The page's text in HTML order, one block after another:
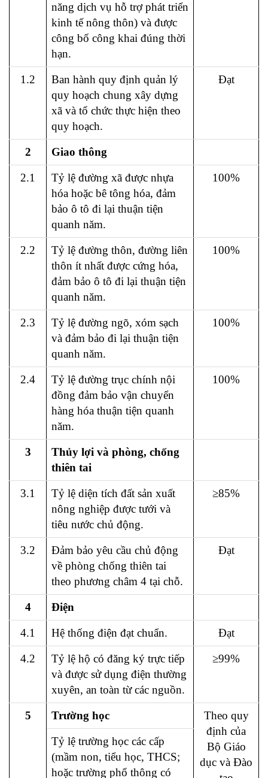
năng dịch vụ hỗ trợ phát triển
kinh tế nông thôn) và được
công bố công khai đúng thời
hạn.
1.2
Ban hành quy định quản lý
quy hoạch chung xây dựng
xã và tổ chức thực hiện theo
quy hoạch.
Đạt
2 Giao thông
2.1
Tỷ lệ đường xã được nhựa
hóa hoặc bê tông hóa, đảm
bảo ô tô đi lại thuận tiện
quanh năm.
100%
2.2
Tỷ lệ đường thôn, đường liên
thôn ít nhất được cứng hóa,
đảm bảo ô tô đi lại thuận tiện
quanh năm.
100%
2.3
Tỷ lệ đường ngõ, xóm sạch
và đảm bảo đi lại thuận tiện
quanh năm.
100%
2.4
Tỷ lệ đường trục chính nội
đồng đảm bảo vận chuyển
hàng hóa thuận tiện quanh
năm.
100%
3
Thủy lợi và phòng, chống
thiên tai
3.1
Tỷ lệ diện tích đất sản xuất
nông nghiệp được tưới và
tiêu nước chủ động.
≥85%
3.2
Đảm bảo yêu cầu chủ động
về phòng chống thiên tai
theo phương châm 4 tại chỗ.
Đạt
4 Điện
4.1 Hệ thống điện đạt chuẩn. Đạt
4.2
Tỷ lệ hộ có đăng ký trực tiếp
và được sử dụng điện thường
xuyên, an toàn từ các nguồn.
≥99%
5 Trường học
Theo quy
định của
Bộ Giáo
dục và Đào
Tỷ lệ trường học các cấp
(mầm non, tiểu học, THCS;
hoặc trường phổ thông có